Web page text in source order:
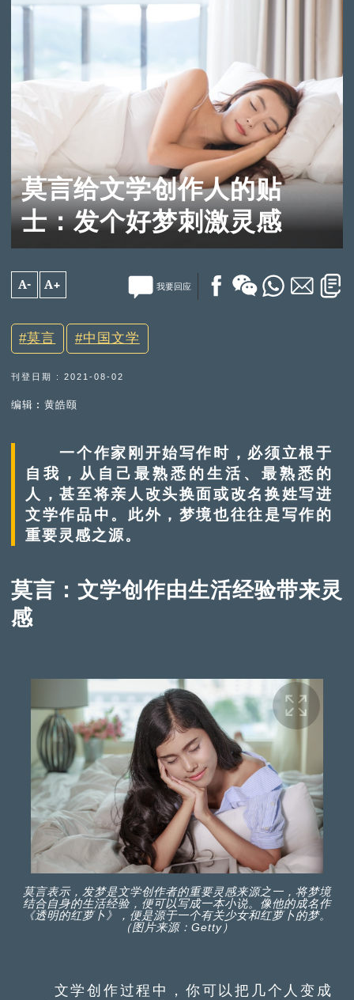
莫言给文学创作人的贴
士：发个好梦刺激灵感
A- A+ 我要回应
莫言 中国文学
刊登日期 : 2021-08-02
编辑︰黄皓颐
一个作家刚开始写作时，必须立根于
自我，从自己最熟悉的生活、最熟悉的
人，甚至将亲人改头换面或改名换姓写进
文学作品中。此外，梦境也往往是写作的
重要灵感之源。
莫言：文学创作由生活经验带来灵
感
莫言表示，发梦是文学创作者的重要灵感来源之一，将梦境
结合自身的生活经验，便可以写成一本小说。像他的成名作
《透明的红萝卜》，便是源于一个有关少女和红萝卜的梦。
（图片来源：Getty）
文学创作过程中，你可以把几个人变成